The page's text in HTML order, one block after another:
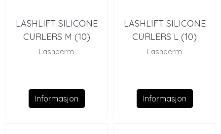
LASHLIFT SILICONE
CURLERS M (10)
Lashperm
Informasjon
LASHLIFT SILICONE
CURLERS L (10)
Lashperm
Informasjon